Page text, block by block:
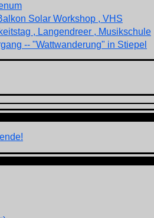
Solar Workshop , VHS
, Langendreer , Musikschule
-- "Wattwanderung" in Stiepel